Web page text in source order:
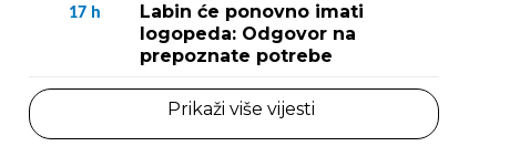
17 h
Labin će ponovno imati
logopeda: Odgovor na
prepoznate potrebe
Prikaži više vijesti